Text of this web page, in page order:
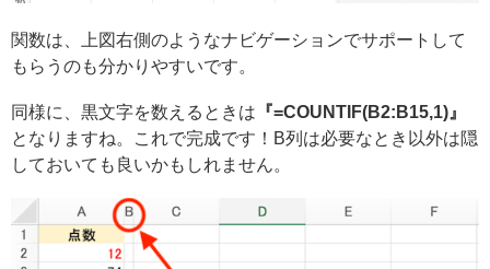
関数は、上図右側のようなナビゲーションでサポートして
もらうのも分かりやすいです。
同様に、黒文字を数えるときは 『=COUNTIF(B2:B15,1)』
となりますね。これで完成です！B列は必要なとき以外は隠
しておいても良いかもしれません。